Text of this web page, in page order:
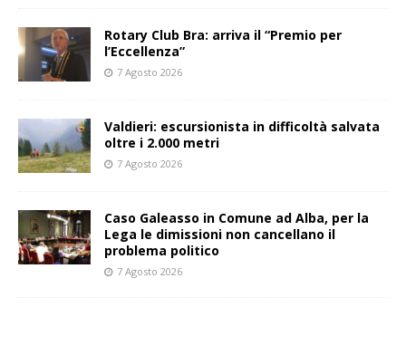
Rotary Club Bra: arriva il “Premio per
l’Eccellenza”
7 Agosto 2026
Valdieri: escursionista in difficoltà salvata
oltre i 2.000 metri
7 Agosto 2026
Caso Galeasso in Comune ad Alba, per la
Lega le dimissioni non cancellano il
problema politico
7 Agosto 2026